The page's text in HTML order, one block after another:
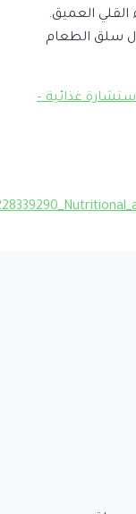
القلي العميق.
سلق الطعام
غذائية –